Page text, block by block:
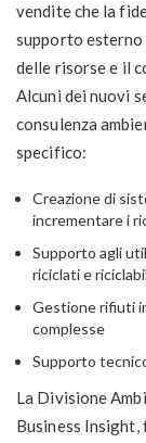
vendite che la
supporto esterno
delle risorse e il
Alcuni dei nuovi
consulenza
specifico:
Creazione di
incrementare i
Supporto agli
riciclati e
Gestione rifiuti
complesse
Supporto
La Divisione
Business